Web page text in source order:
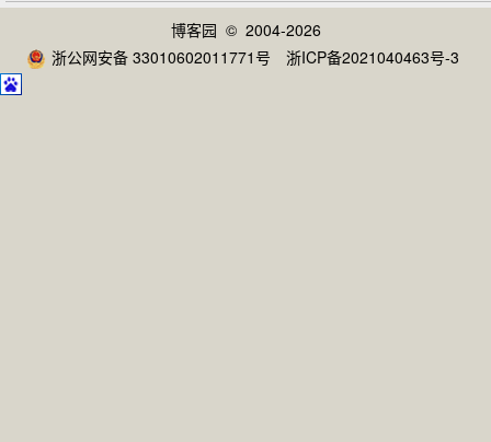
博客园 © 2004-2026
浙公网安备 33010602011771号
浙ICP备2021040463号-3